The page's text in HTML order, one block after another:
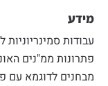
מידע
עבודות סמינריוניות
פתרונות ממ"נים
מבחנים לדוגמא עם